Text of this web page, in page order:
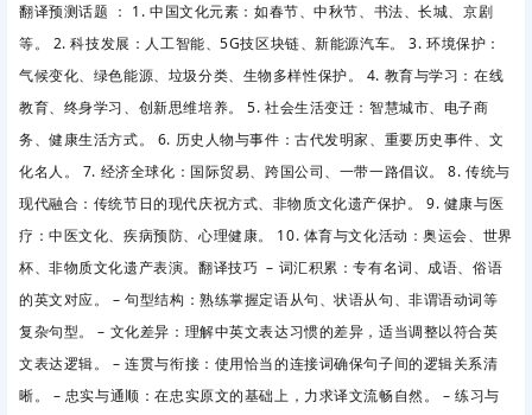
翻译预测话题 ： 1. 中国文化元素：如春节、中秋节、书法、长城、京剧
等。 2. 科技发展：人工智能、5G技区块链、新能源汽车。 3. 环境保护：
气候变化、绿色能源、垃圾分类、生物多样性保护。 4. 教育与学习：在线
教育、终身学习、创新思维培养。 5. 社会生活变迁：智慧城市、电子商
务、健康生活方式。 6. 历史人物与事件：古代发明家、重要历史事件、文
化名人。 7. 经济全球化：国际贸易、跨国公司、一带一路倡议。 8. 传统与
现代融合：传统节日的现代庆祝方式、非物质文化遗产保护。 9. 健康与医
疗：中医文化、疾病预防、心理健康。 10. 体育与文化活动：奥运会、世界
杯、非物质文化遗产表演。翻译技巧 – 词汇积累：专有名词、成语、俗语
的英文对应。 – 句型结构：熟练掌握定语从句、状语从句、非谓语动词等
复杂句型。 – 文化差异：理解中英文表达习惯的差异，适当调整以符合英
文表达逻辑。 – 连贯与衔接：使用恰当的连接词确保句子间的逻辑关系清
晰。 – 忠实与通顺：在忠实原文的基础上，力求译文流畅自然。 – 练习与